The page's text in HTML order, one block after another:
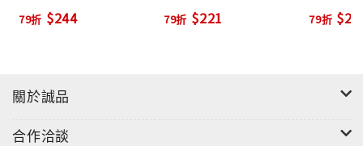
79折 $244 79折 $221 79折
關於誠品
合作洽談